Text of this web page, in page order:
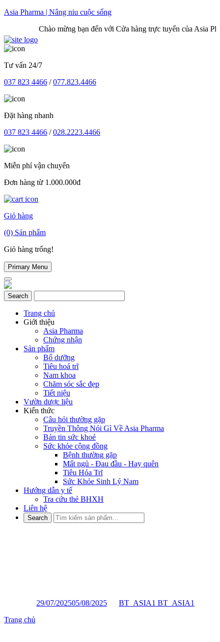
Skip
Asia Pharma | Nâng niu cuộc sống
Chào mừng bạn đến với Cửa hàng trực tuyến của Asia Pharma
Tư vấn 24/7
037 823 4466 /077.823.4466
Đặt hàng nhanh
037 823 4466 /028.2223.4466
Miễn phí vận chuyển
Đơn hàng từ 1.000.000đ
Giỏ hàng
(0) Sản phẩm
Giỏ hàng trống!
Primary Menu
Trang chủ
Giới thiệu
Asia Pharma
Chứng nhận
Sản phẩm
Bổ dưỡng
Tiêu hoá trĩ
Nam khoa
Chăm sóc sắc đẹp
Tiết niệu
Vườn dược liệu
Kiến thức
Câu hỏi thường gặp
Truyền Thông Nói Gì Về Asia Pharma
Bản tin sức khoẻ
Sức khỏe cộng đồng
Bệnh thường gặp
Mất ngủ - Đau đầu - Hay quên
Tiêu Hóa Trĩ
Sức Khỏe Sinh Lý Nam
Hướng dẫn y tế
Tra cứu thẻ BHXH
Liên hệ
29/07/202505/08/2025
BT_ASIA1 BT_ASIA1
Trang chủ